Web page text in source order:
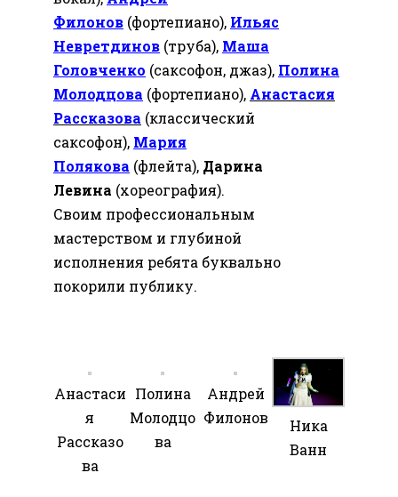
Филонов (фортепиано), Ильяс
Невретдинов (труба), Маша
Головченко (саксофон, джаз), Полина
Молодцова (фортепиано), Анастасия
Рассказова (классический
саксофон), Мария
Полякова (флейта), Дарина
Левина (хореография).
Своим профессиональным
мастерством и глубиной
исполнения ребята буквально
покорили публику.
Анастаси
я
Рассказо
ва
Полина
Молодцо
ва
Андрей
Филонов
Ника
Ванн